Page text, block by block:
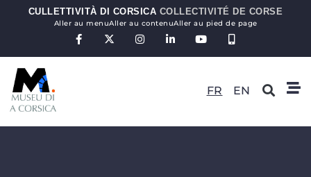
CULLETTIVITÀ DI CORSICA COLLECTIVITÉ DE CORSE
Aller au menuAller au contenuAller au pied de page
FR EN